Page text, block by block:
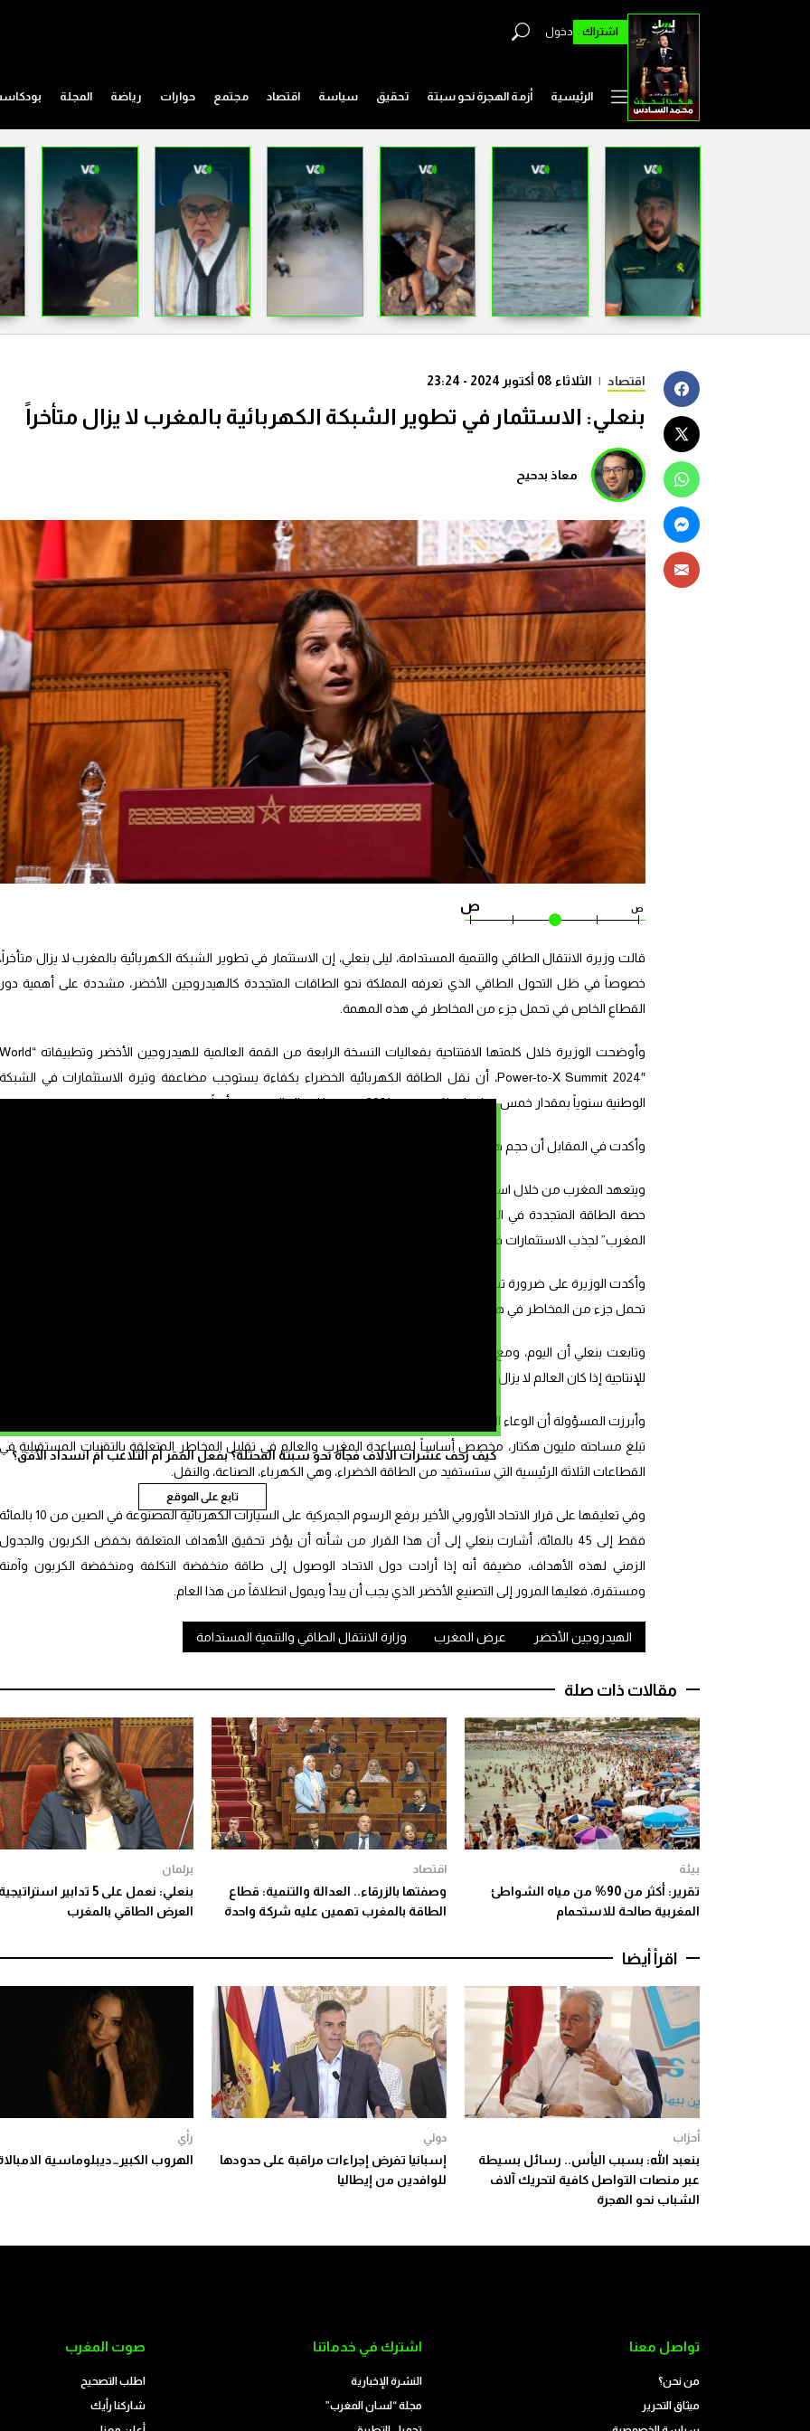
اشتراك دخول
الرئيسية أزمة الهجرة نحو سبتة تحقيق سياسة اقتصاد مجتمع حوارات رياضة المجلة
كيف زحف عشرات الالاف فجأة نحو سبتة المحتلة؟ بفعل الفقر أم التلاعب أم انسداد الأفق؟
تابع على الموقع
اقتصاد | الثلاثاء 08 أكتوبر 2024 - 23:24
بنعلي: الاستثمار في تطوير الشبكة الكهربائية بالمغرب لا يزال متأخراً
معاذ بدحيح
ص ص
قالت وزيرة الانتقال الطاقي والتنمية المستدامة، ليلى بنعلي، إن الاستثمار في تطوير الشبكة الكهربائية بالمغرب لا يزال متأخراً،
خصوصاً في ظل التحول الطاقي الذي تعرفه المملكة نحو الطاقات المتجددة كالهيدروجين الأخضر، مشددة على أهمية دور
القطاع الخاص في تحمل جزء من المخاطر في هذه المهمة.
وأوضحت الوزيرة خلال كلمتها الافتتاحية بفعاليات النسخة الرابعة من القمة العالمية للهيدروجين الأخضر وتطبيقاته “World
Power-to-X Summit 2024″، أن نقل الطاقة الكهربائية الخضراء بكفاءة يستوجب مضاعفة وتيرة الاستثمارات في الشبكة
الوطنية سنوياً بمقدار خمس مرات ابتداءً من سنة 2021، وهو ما لا يزال المغرب متأخراً فيه.
وأكدت في المقابل أن حجم هذه الاستثمارات سيرتفع خلال السنوات الخمس المقبلة إلى 3 مليارات دولار بدلاً من مليار دولار.
المغرب” لجذب الاستثمارات في مجال الهيدروجين الأخضر.
وأكدت الوزيرة على ضرورة تسريع وتيرة الاستثمار في الشبكات والنقل، مشددة على أهمية دور المؤسسات المالية الخاصة في
تحمل جزء من المخاطر في هذا الاستثمار، خصوصاً في ظل العوائد المادية الكبيرة التي ينطوي عليها هذا الاستثمار.
وتابعت بنعلي أن اليوم، ومع كل التغيرات التي تحدث في العالم، يعتبر المغرب الممر الوحيد الذي يربط بين إفريقيا، آخر خزان
للإنتاجية إذا كان العالم لا يزال يرغب في تحقيق نمو إضافي على مدار القرن المقبل، وبين حوض الأطلسي وأوروبا.
وأبرزت المسؤولة أن الوعاء العقاري الذي قامت الحكومة بتعبئته لمشاريع الهيدروجين الأخضر في إطار “عرض المغرب”، والذي
تبلغ مساحته مليون هكتار، مخصص أساساً لمساعدة المغرب والعالم في تقليل المخاطر المتعلقة بالتقنيات المستقبلية في
القطاعات الثلاثة الرئيسية التي ستستفيد من الطاقة الخضراء، وهي الكهرباء، الصناعة، والنقل.
وفي تعليقها على قرار الاتحاد الأوروبي الأخير برفع الرسوم الجمركية على السيارات الكهربائية المصنوعة في الصين من 10 بالمائة
فقط إلى 45 بالمائة، أشارت بنعلي إلى أن هذا القرار من شأنه أن يؤخر تحقيق الأهداف المتعلقة بخفض الكربون والجدول
الزمني لهذه الأهداف، مضيفة أنه إذا أرادت دول الاتحاد الوصول إلى طاقة منخفضة التكلفة ومنخفضة الكربون وآمنة
ومستقرة، فعليها المرور إلى التصنيع الأخضر الذي يجب أن يبدأ ويمول انطلاقاً من هذا العام.
الهيدروجين الأخضر عرض المغرب وزارة الانتقال الطاقي والتنمية المستدامة
مقالات ذات صلة
بيئة
تقرير: أكثر من 90% من مياه الشواطئ
المغربية صالحة للاستحمام
اقتصاد
وصفتها بالزرقاء.. العدالة والتنمية: قطاع
الطاقة بالمغرب تهمين عليه شركة واحدة
برلمان
بنعلي: نعمل على 5 تدابير
العرض الطاقي بالمغرب
اقرأ أيضا
أحزاب
بنعبد الله: بسبب اليأس.. رسائل بسيطة
عبر منصات التواصل كافية لتحريك آلاف
الشباب نحو الهجرة
دولي
إسبانيا تفرض إجراءات مراقبة على حدودها
للوافدين من إيطاليا
رأي
الهروب الكبير…ديبلوماسية
تواصل معنا
من نحن؟
ميثاق التحرير
اشترك في خدماتنا
النشرة الإخبارية
مجلة “لسان المغرب”
صوت المغرب
اطلب التصحيح
شاركنا رأيك